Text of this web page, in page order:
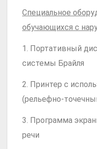
Специальное
обучающихся с
1. Портативный
системы Брайля
2. Принтер с
(рельефно-
3. Программа
речи